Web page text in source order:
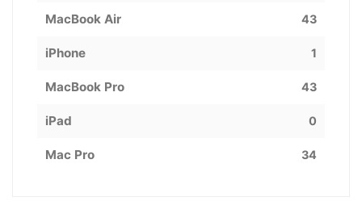
MacBook Air 43
iPhone 1
MacBook Pro 43
iPad 0
Mac Pro 34